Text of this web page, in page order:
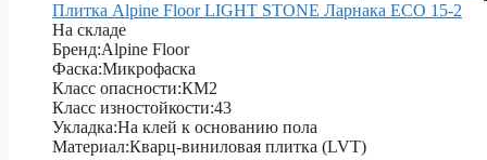
Плитка Alpine Floor LIGHT STONE Ларнака ЕСО 15-2
На складе
Бренд:Alpine Floor
Фаска:Микрофаска
Класс опасности:КМ2
Класс изностойкости:43
Укладка:На клей к основанию пола
Материал:Кварц-виниловая плитка (LVT)